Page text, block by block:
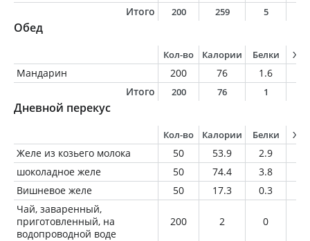
Итого
200 259 5
Обед
Кол-во Калории Белки
Мандарин 200 76 1.6
Итого
200 76 1
Дневной перекус
Кол-во Калории Белки
Желе из козьего молока 50 53.9 2.9
шоколадное желе
50 74.4 3.8
Вишневое желе
50 17.3 0.3
Чай, заваренный,
приготовленный, на
водопроводной воде
200 2 0